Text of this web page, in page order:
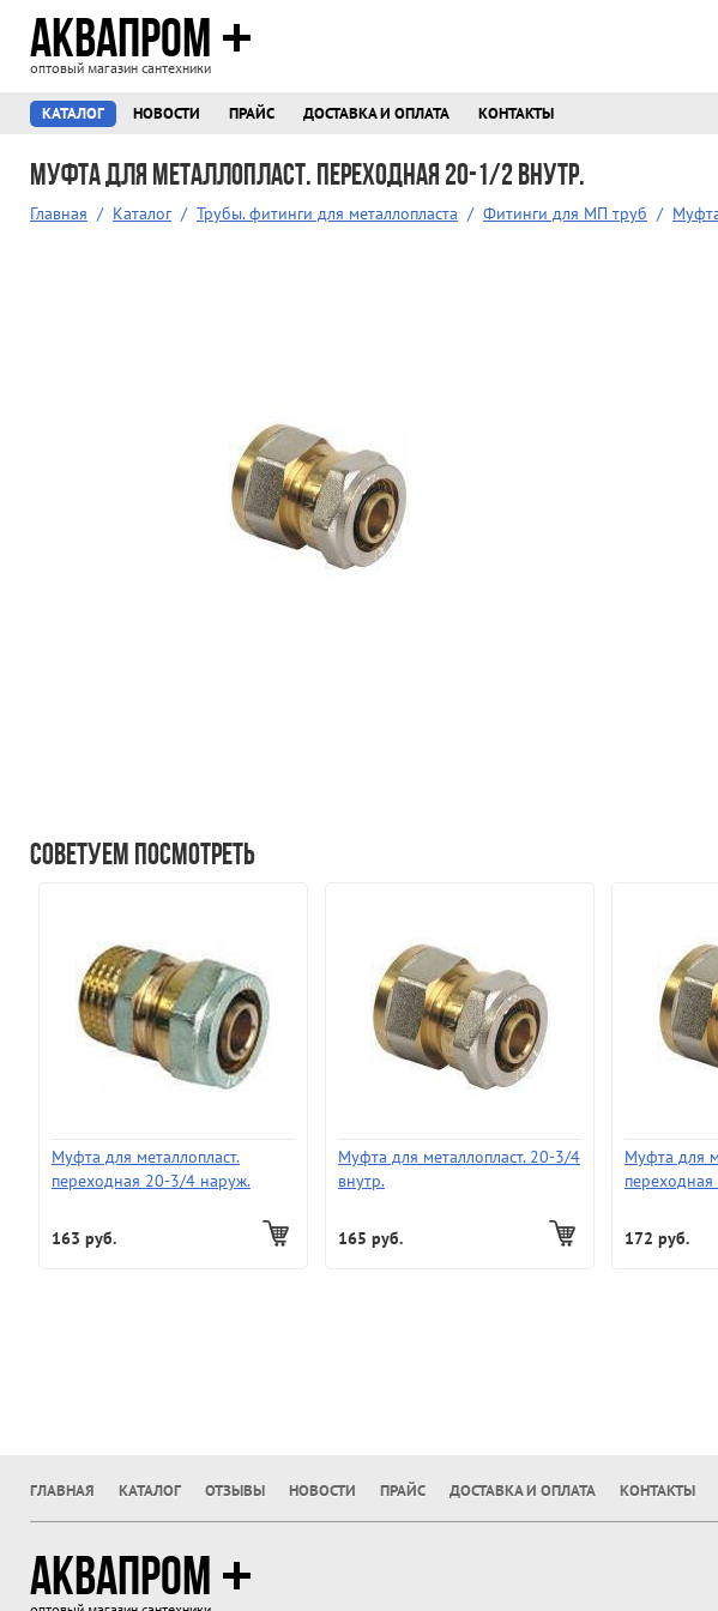
АКВАПРОМ
оптовый магазин сантехники
КАТАЛОГ НОВОСТИ ПРАЙС ДОСТАВКА И ОПЛАТА КОНТАКТЫ
Муфта для металлопласт. переходная 20-1/2 внутр.
Главная / Каталог / Трубы. фитинги для металлопласта / Фитинги для МП труб /
Советуем посмотреть
Муфта для металлопласт.
переходная 20-3/4 наруж.
163 руб.
Муфта для металлопласт. 20-3/4
внутр.
165 руб.
Муфта для
172 руб.
ГЛАВНАЯ КАТАЛОГ ОТЗЫВЫ НОВОСТИ ПРАЙС ДОСТАВКА И ОПЛАТА КОНТАКТЫ
АКВАПРОМ